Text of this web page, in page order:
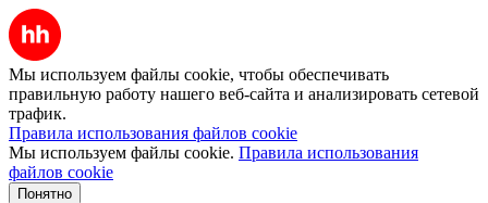
Мы используем файлы cookie, чтобы обеспечивать
правильную работу нашего веб-сайта и анализировать сетевой
трафик.
Правила использования файлов cookie
Мы используем файлы cookie. Правила использования
файлов cookie
Понятно